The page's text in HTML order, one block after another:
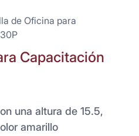
de Oficina para
Capacitación
una altura de 15.5,
amarillo